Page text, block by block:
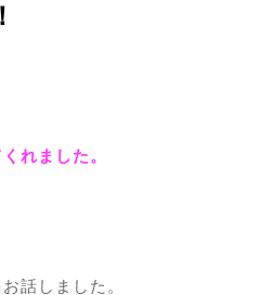
れました。
話しました。